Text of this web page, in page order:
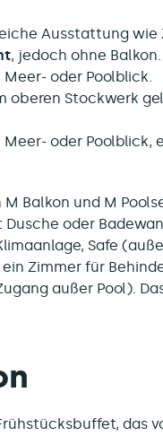
Ausstattung wie
, jedoch ohne Balkon.
Meer- oder Poolblick.
oberen Stockwerk
oder Poolblick,
Balkon und M
oder
Safe
Zimmer für
außer Pool).
das